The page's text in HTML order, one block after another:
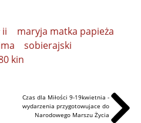
ii
maryja matka papieża
sobierajski
kin
Czas dla Miłości 9-19kwietnia -
wydarzenia przygotowujace do
Narodowego Marszu Życia